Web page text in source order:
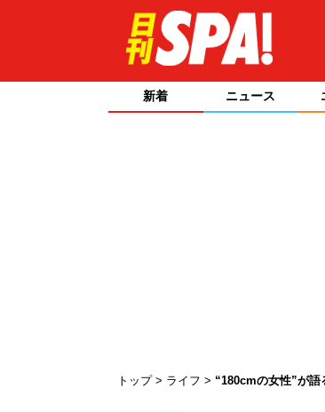
新着 ニュース
トップ ライフ
“180cmの女性”が